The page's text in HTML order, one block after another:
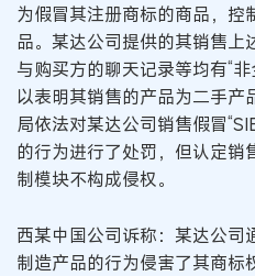
为假冒其注册商标的商品，控
品。某达公司提供的其销售上
与购买方的聊天记录等均有“非
以表明其销售的产品为二手产
局依法对某达公司销售假冒
的行为进行了处罚，但认定销
制模块不构成侵权。
西某中国公司诉称：某达公司
制造产品的行为侵害了其商标